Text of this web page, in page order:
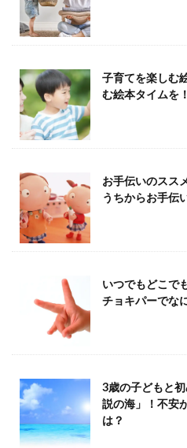
子育てを楽しむ
む絵本タイムを
お手伝いのスス
うちからお手伝
いつでもどこで
チョキパーでな
3歳の子どもと
説の海」！不安
は？